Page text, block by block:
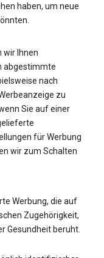
haben, um neue
wir Ihnen
abgestimmte
nach
zu
Sie auf einer
für Werbung
wir zum Schalten
Werbung, die auf
Zugehörigkeit,
Gesundheit beruht.